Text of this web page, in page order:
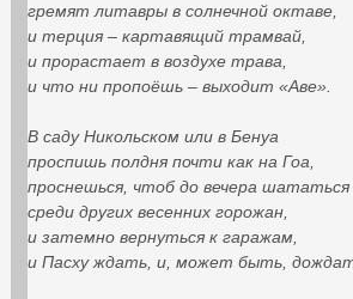
гремят литавры в солнечной октаве,
и терция – картавящий трамвай,
и прорастает в воздухе трава,
и что ни пропоёшь – выходит «Аве».
В саду Никольском или в Бенуа
проспишь полдня почти как на Гоа,
проснешься, чтоб до вечера шататься
среди других весенних горожан,
и затемно вернуться к гаражам,
и Пасху ждать, и, может быть,